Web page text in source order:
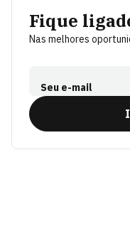
Fique
Nas melhores
Seu e-mail